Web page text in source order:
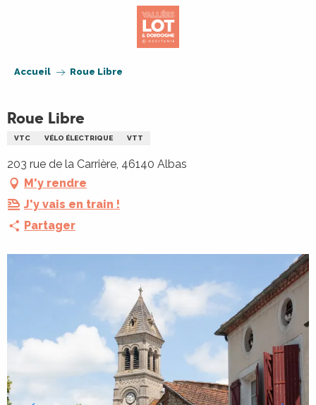
Accueil Roue Libre
Roue Libre
VTC VÉLO ÉLECTRIQUE VTT
203 rue de la Carrière, 46140 Albas
M'y rendre
J'y vais en train !
Partager